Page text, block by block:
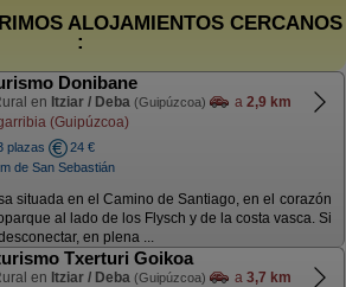
ALOJAMIENTOS CERCANOS
:
Donibane
en Itziar / Deba (Guipúzcoa) a 2,9 km
(Guipúzcoa)
plazas
24 €
de San Sebastián
situada en el Camino de Santiago, en el corazón
al lado de los Flysch y de la costa vasca. Si
en plena ...
Txerturi Goikoa
en Itziar / Deba (Guipúzcoa) a 3,7 km